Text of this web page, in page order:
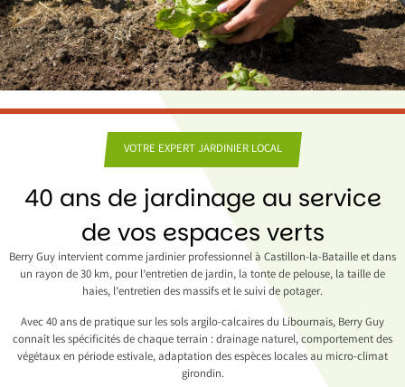
VOTRE EXPERT JARDINIER LOCAL
40 ans de jardinage au service
de vos espaces verts
Berry Guy intervient comme jardinier professionnel à Castillon-la-Bataille et dans
un rayon de 30 km, pour l’entretien de jardin, la tonte de pelouse, la taille de
haies, l’entretien des massifs et le suivi de potager.
Avec 40 ans de pratique sur les sols argilo-calcaires du Libournais, Berry Guy
connaît les spécificités de chaque terrain : drainage naturel, comportement des
végétaux en période estivale, adaptation des espèces locales au micro-climat
girondin.